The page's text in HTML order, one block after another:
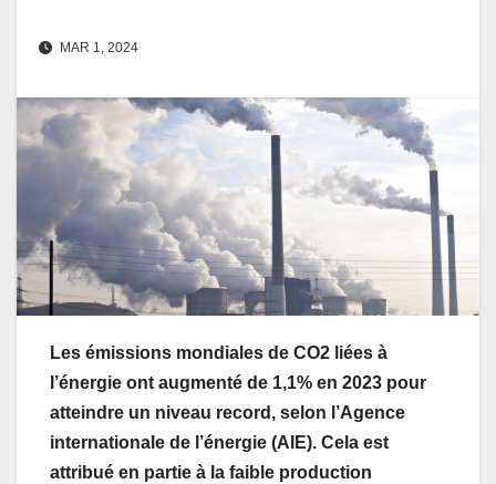
MAR 1, 2024
Les émissions mondiales de CO2 liées à
l’énergie ont augmenté de 1,1% en 2023 pour
atteindre un niveau record, selon l’Agence
internationale de l’énergie (AIE). Cela est
attribué en partie à la faible production